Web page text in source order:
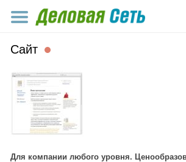
Сайт
Для компании любого уровня.